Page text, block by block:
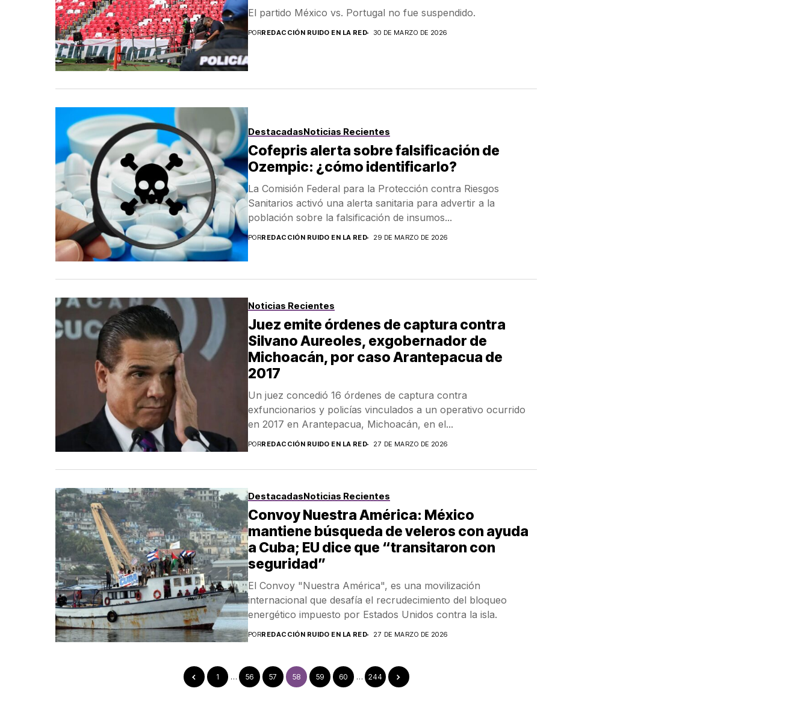
El partido México vs. Portugal no fue suspendido.
PORREDACCIÓN RUIDO EN LA RED 30 DE MARZO DE 2026
DestacadasNoticias Recientes
Cofepris alerta sobre falsificación de
Ozempic: ¿cómo identificarlo?
La Comisión Federal para la Protección contra Riesgos
Sanitarios activó una alerta sanitaria para advertir a la
población sobre la falsificación de insumos...
PORREDACCIÓN RUIDO EN LA RED 29 DE MARZO DE 2026
Noticias Recientes
Juez emite órdenes de captura contra
Silvano Aureoles, exgobernador de
Michoacán, por caso Arantepacua de
2017
Un juez concedió 16 órdenes de captura contra
exfuncionarios y policías vinculados a un operativo ocurrido
en 2017 en Arantepacua, Michoacán, en el...
PORREDACCIÓN RUIDO EN LA RED 27 DE MARZO DE 2026
DestacadasNoticias Recientes
Convoy Nuestra América: México
mantiene búsqueda de veleros con ayuda
a Cuba; EU dice que “transitaron con
seguridad”
El Convoy "Nuestra América", es una movilización
internacional que desafía el recrudecimiento del bloqueo
energético impuesto por Estados Unidos contra la isla.
PORREDACCIÓN RUIDO EN LA RED 27 DE MARZO DE 2026
1 … 56 57 58 59 60 … 244